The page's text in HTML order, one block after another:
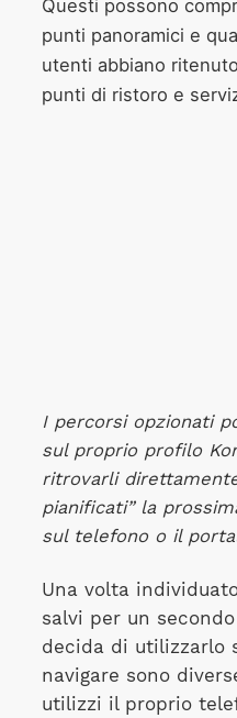
Questi possono
punti panoramici e
utenti abbiano
punti di ristoro e
I percorsi opzionati
sul proprio profilo
ritrovarli
pianificati” la
sul telefono o il
Una volta
salvi per un
decida di utilizzarlo
navigare sono
utilizzi il proprio